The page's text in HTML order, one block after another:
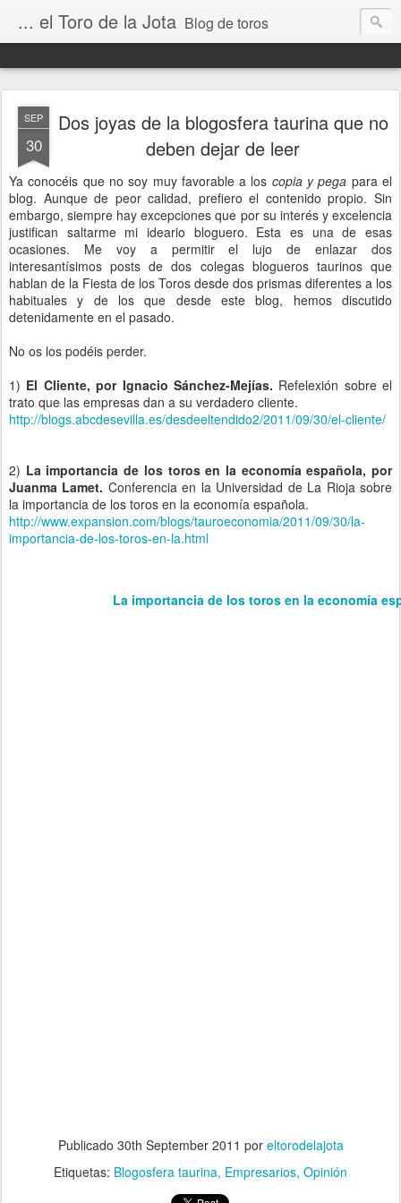
... el Toro de la Jota Blog de toros
SEP
30
Dos joyas de la blogosfera taurina que no
deben dejar de leer
Ya conocéis que no soy muy favorable a los copia y pega para el
blog. Aunque de peor calidad, prefiero el contenido propio. Sin
embargo, siempre hay excepciones que por su interés y excelencia
justifican saltarme mi ideario bloguero. Esta es una de esas
ocasiones. Me voy a permitir el lujo de enlazar dos
interesantísimos posts de dos colegas blogueros taurinos que
hablan de la Fiesta de los Toros desde dos prismas diferentes a los
habituales y de los que desde este blog, hemos discutido
detenidamente en el pasado.
No os los podéis perder.
1) El Cliente, por Ignacio Sánchez-Mejías. Refelexión sobre el
trato que las empresas dan a su verdadero cliente.
http://blogs.abcdesevilla.es/desdeeltendido2/2011/09/30/el-cliente/
2) La importancia de los toros en la economía española, por
Juanma Lamet. Conferencia en la Universidad de La Rioja sobre
la importancia de los toros en la economía española.
http://www.expansion.com/blogs/tauroeconomia/2011/09/30/la-
importancia-de-los-toros-en-la.html
La importancia de los toros en la economía
Publicado 30th September 2011 por eltorodelajota
Etiquetas: Blogosfera taurina Empresarios Opinión